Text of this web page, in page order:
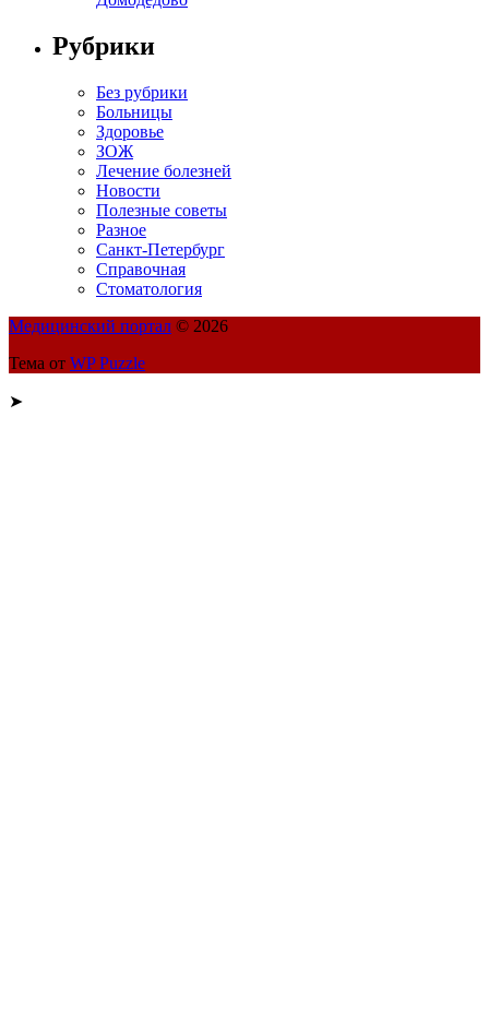
Рубрики
Без рубрики
Больницы
Здоровье
ЗОЖ
Лечение болезней
Новости
Полезные советы
Разное
Санкт-Петербург
Справочная
Стоматология
Медицинский портал © 2026
Тема от WP Puzzle
➤